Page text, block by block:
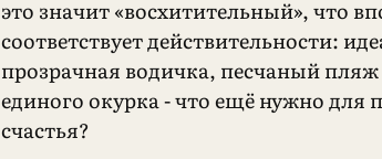
это значит «восхитительный», что
соответствует действительности:
прозрачная водичка, песчаный пляж
единого окурка - что ещё нужно для
счастья?